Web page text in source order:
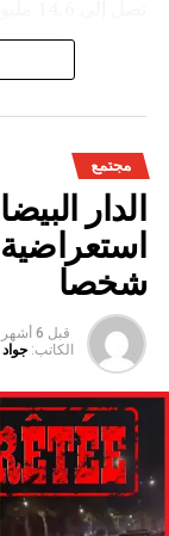
وتعكس هذه
الوطنية،والفرشة
سنوات الجفاف .
مجتمع
الدار
شخصا
قبل 6 أشهر
الكاتب: